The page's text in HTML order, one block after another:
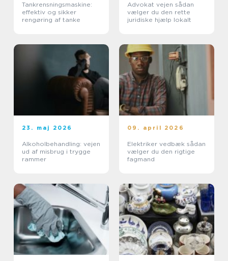
Tankrensningsmaskine:
effektiv og sikker
rengøring af tanke
Advokat vejen sådan
vælger du den rette
juridiske hjælp lokalt
23. maj 2026
Alkoholbehandling: vejen
ud af misbrug i trygge
rammer
09. april 2026
Elektriker vedbæk sådan
vælger du den rigtige
fagmand